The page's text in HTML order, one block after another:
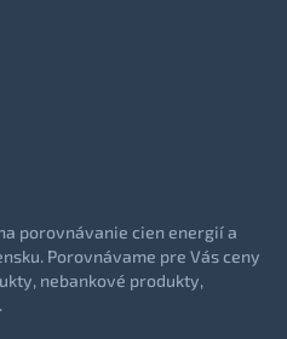
porovnávanie cien energií a
Porovnávame pre Vás ceny
nebankové produkty,